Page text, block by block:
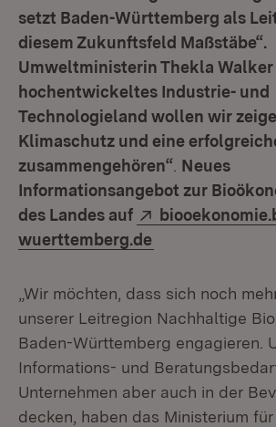
setzt Baden-Württemberg als
diesem Zukunftsfeld Maßstäbe“.
Umweltministerin Thekla Walker
hochentwickeltes Industrie- und
Technologieland wollen wir
Klimaschutz und eine
zusammengehören“ Neues
Informationsangebot zur
des Landes auf
Extern:
wuerttemberg.de
„Wir möchten, dass sich noch
unserer Leitregion Nachhaltige
Baden-Württemberg engagieren.
Informations- und
Unternehmen aber auch in der
decken, haben das Ministerium für